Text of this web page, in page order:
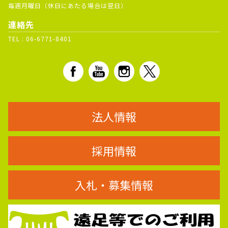
毎週月曜日（休日にあたる場合は翌日）
連絡先
TEL : 06-6771-8401
法人情報
採用情報
入札・募集情報